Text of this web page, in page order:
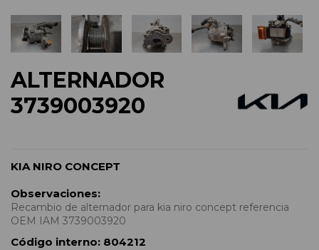
ALTERNADOR
3739003920
KIA NIRO CONCEPT
Observaciones:
Recambio de alternador para kia niro concept referencia
OEM IAM 3739003920
Código interno: 804212